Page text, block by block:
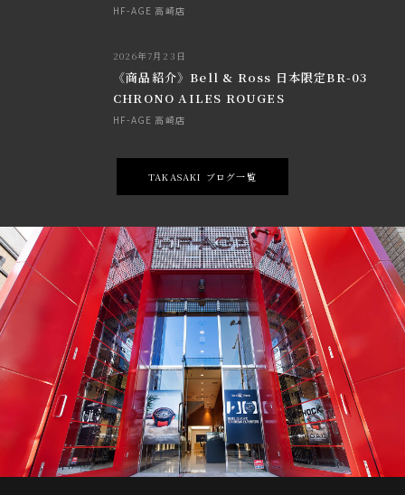
HF-AGE 高崎店
2026年7月23日
《商品紹介》Bell & Ross 日本限定BR-03
CHRONO AILES ROUGES
HF-AGE 高崎店
TAKASAKI ブログ一覧